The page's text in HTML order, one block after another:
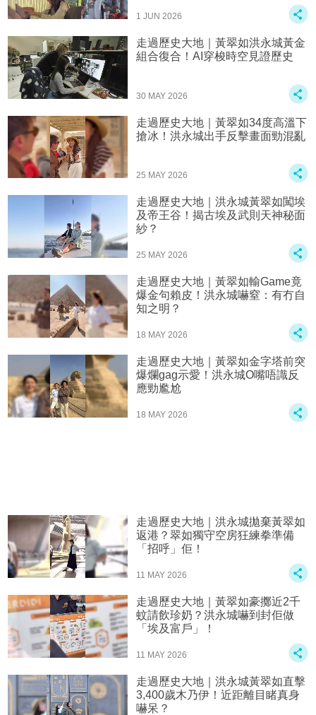
1 JUN 2026
走過歷史大地｜黃翠如洪永城黃金
組合復合！AI穿梭時空見證歷史
30 MAY 2026
走過歷史大地｜黃翠如34度高溫下
搶冰！洪永城出手反擊畫面勁混亂
25 MAY 2026
走過歷史大地｜洪永城黃翠如闖埃
及帝王谷！揭古埃及武則天神秘面
紗？
25 MAY 2026
走過歷史大地｜黃翠如輸Game竟
爆金句賴皮！洪永城嚇窒：有冇自
知之明？
18 MAY 2026
走過歷史大地｜黃翠如金字塔前突
爆爛gag示愛！洪永城O嘴唔識反
應勁尷尬
18 MAY 2026
走過歷史大地｜洪永城拋棄黃翠如
返港？翠如獨守空房狂練拳準備
「招呼」佢！
11 MAY 2026
走過歷史大地｜黃翠如豪擲近2千
蚊請飲珍奶？洪永城嚇到封佢做
「埃及富戶」！
11 MAY 2026
走過歷史大地｜洪永城黃翠如直擊
3,400歲木乃伊！近距離目睹真身
嚇呆？